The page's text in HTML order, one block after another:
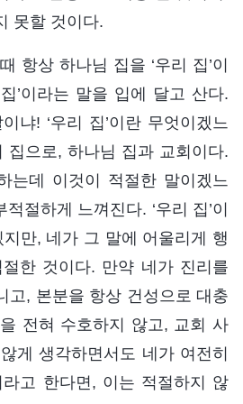
못할 것이다.
항상 하나님 집을 ‘우리 집’이
’이라는 말을 입에 달고 산다.
냐! ‘우리 집’이란 무엇이겠느
집으로, 하나님 집과 교회이다.
는데 이것이 적절한 말이겠느
절하게 느껴진다. ‘우리 집’이
만, 네가 그 말에 어울리게 행
한 것이다. 만약 네가 진리를
고, 본분을 항상 건성으로 대충
전혀 수호하지 않고, 교회 사
게 생각하면서도 네가 여전히
라고 한다면, 이는 적절하지 않